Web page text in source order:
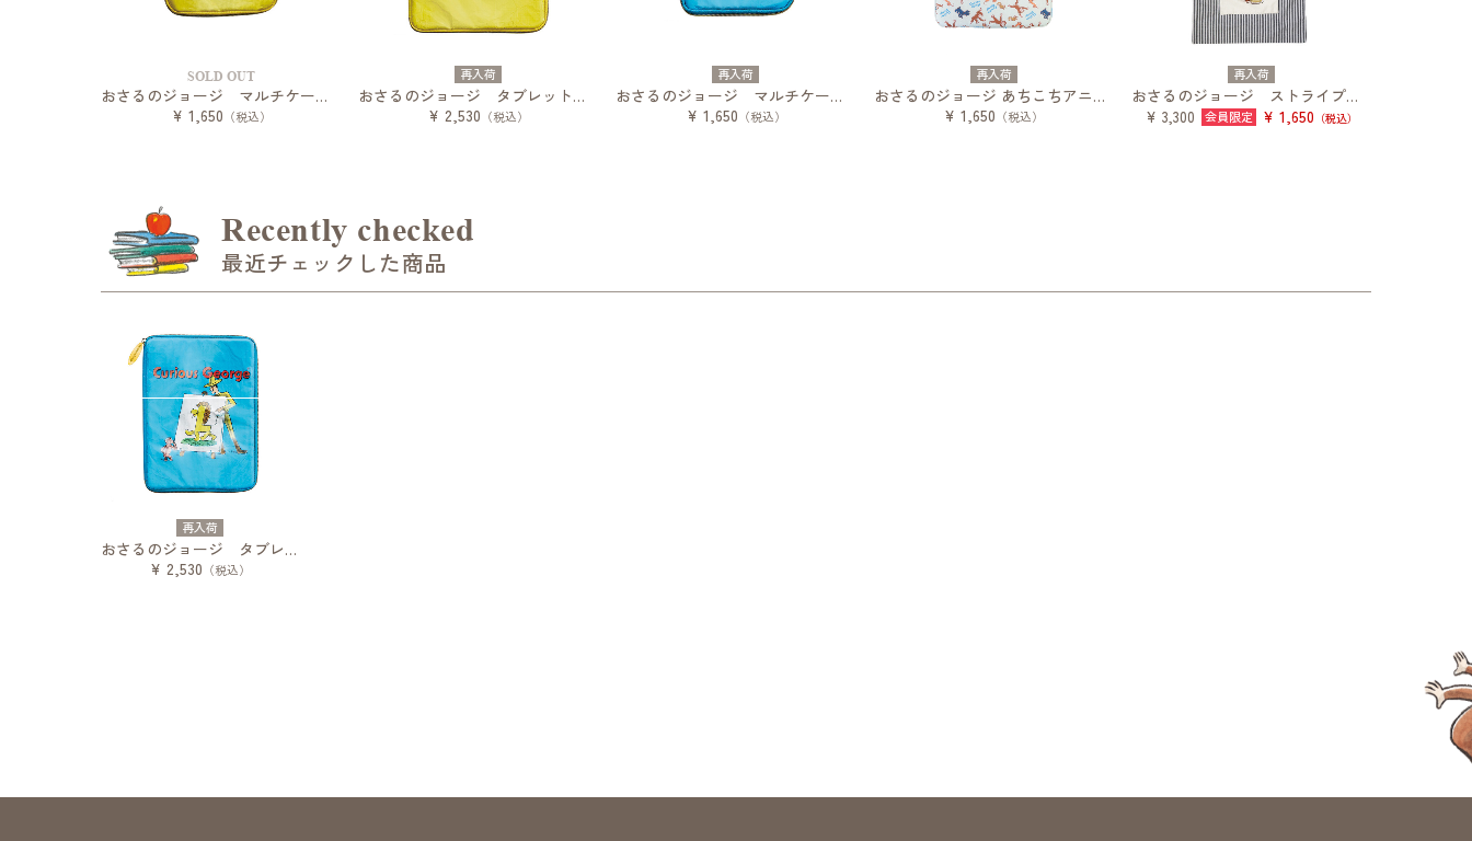
SOLD OUT
おさるのジョージ マルチケース バイセコーブック
¥ 1,650 （税込）
再入荷
おさるのジョージ タブレットケース バイセコーブック
¥ 2,530 （税込）
再入荷
おさるのジョージ マルチケース アルファベット絵本
¥ 1,650 （税込）
再入荷
おさるのジョージ あちこちアニマル タブレットケース
¥ 1,650 （税込）
再入荷
おさるのジョージ ストライプトート
¥ 3,300 ¥ 1,650 （税込）
Recently checked
最近チェックした商品
再入荷
おさるのジョージ タブレットケース アルファベット絵本
¥ 2,530 （税込）